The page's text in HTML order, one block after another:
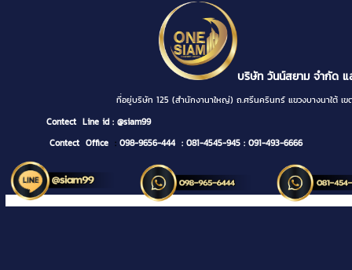
บริษัท วันน์สยาม จำกัด แล
ที่อยู่บริษัท 125 (สำนักงานาใหญ่) ถ.ศรีนครินทร์ แขวงบางนาใ
Contect Line id : @siam99
Contect Office : 098-9656-444 : 081-4545-945 : 091-493-6666